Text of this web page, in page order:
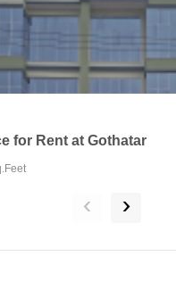
for Rent at Gothatar
‹ ›